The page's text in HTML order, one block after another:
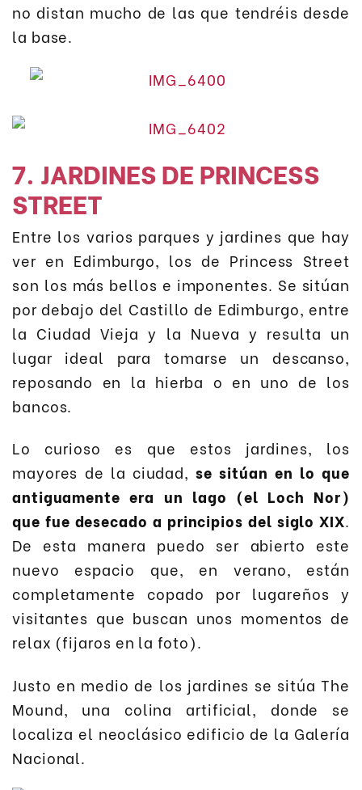
no distan mucho de las que tendréis desde
la base.
7. JARDINES DE PRINCESS
STREET
Entre los varios parques y jardines que hay
ver en Edimburgo, los de Princess Street
son los más bellos e imponentes. Se sitúan
por debajo del Castillo de Edimburgo, entre
la Ciudad Vieja y la Nueva y resulta un
lugar ideal para tomarse un descanso,
reposando en la hierba o en uno de los
bancos.
Lo curioso es que estos jardines, los
mayores de la ciudad,se sitúan en lo que
antiguamente era un lago (el Loch Nor)
que fue desecado a principios del siglo XIX.
De esta manera puedo ser abierto este
nuevo espacio que, en verano, están
completamente copado por lugareños y
visitantes que buscan unos momentos de
relax (fijaros en la foto).
Justo en medio de los jardines se sitúa The
Mound, una colina artificial, donde se
localiza el neoclásico edificio de la Galería
Nacional.